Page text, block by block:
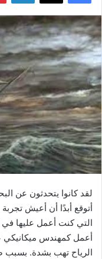
لقد كانوا يتحدثون عن
أتوقع أبدًا أن أعيش
التي كنت أعمل عليها في
أعمل كمهندس ميكانيكي
الرياح تهب بشدة.